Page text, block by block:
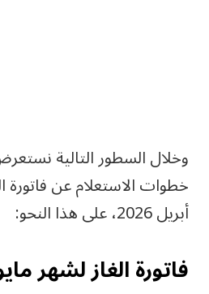
وخلال السطور التالية
خطوات الاستعلام عن فاتورة
أبريل 2026، على هذا النحو:
فاتورة الغاز لشهر مايو